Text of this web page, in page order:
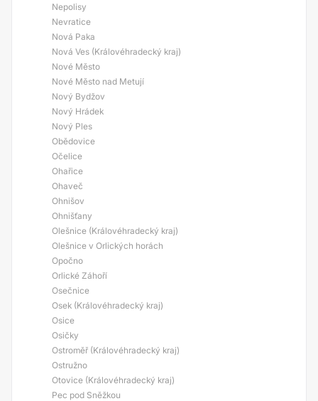
Nepolisy
Nevratice
Nová Paka
Nová Ves (Královéhradecký kraj)
Nové Město
Nové Město nad Metují
Nový Bydžov
Nový Hrádek
Nový Ples
Obědovice
Očelice
Ohařice
Ohaveč
Ohnišov
Ohnišťany
Olešnice (Královéhradecký kraj)
Olešnice v Orlických horách
Opočno
Orlické Záhoří
Osečnice
Osek (Královéhradecký kraj)
Osice
Osičky
Ostroměř (Královéhradecký kraj)
Ostružno
Otovice (Královéhradecký kraj)
Pec pod Sněžkou